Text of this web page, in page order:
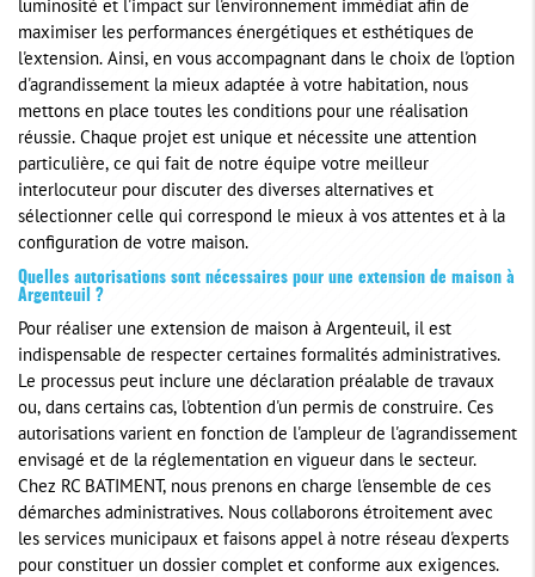
luminosité et l'impact sur l'environnement immédiat afin de
maximiser les performances énergétiques et esthétiques de
l'extension. Ainsi, en vous accompagnant dans le choix de l'option
d'agrandissement la mieux adaptée à votre habitation, nous
mettons en place toutes les conditions pour une réalisation
réussie. Chaque projet est unique et nécessite une attention
particulière, ce qui fait de notre équipe votre meilleur
interlocuteur pour discuter des diverses alternatives et
sélectionner celle qui correspond le mieux à vos attentes et à la
configuration de votre maison.
Quelles autorisations sont nécessaires pour une extension de maison à
Argenteuil ?
Pour réaliser une extension de maison à Argenteuil, il est
indispensable de respecter certaines formalités administratives.
Le processus peut inclure une déclaration préalable de travaux
ou, dans certains cas, l'obtention d'un permis de construire. Ces
autorisations varient en fonction de l'ampleur de l'agrandissement
envisagé et de la réglementation en vigueur dans le secteur.
Chez RC BATIMENT, nous prenons en charge l'ensemble de ces
démarches administratives. Nous collaborons étroitement avec
les services municipaux et faisons appel à notre réseau d'experts
pour constituer un dossier complet et conforme aux exigences.